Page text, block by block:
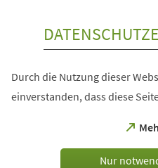
Durch die Nutzung dieser
einverstanden, dass diese
(Öffnet
einem
Nur